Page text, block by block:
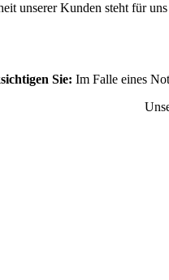
unserer Kunden steht für
Sie: Im Falle eines